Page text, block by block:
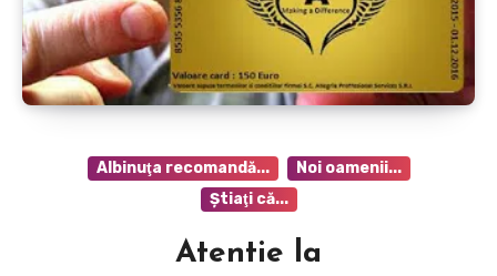
Albinuţa recomandă...
Noi oamenii...
Ştiaţi că...
Atentie la